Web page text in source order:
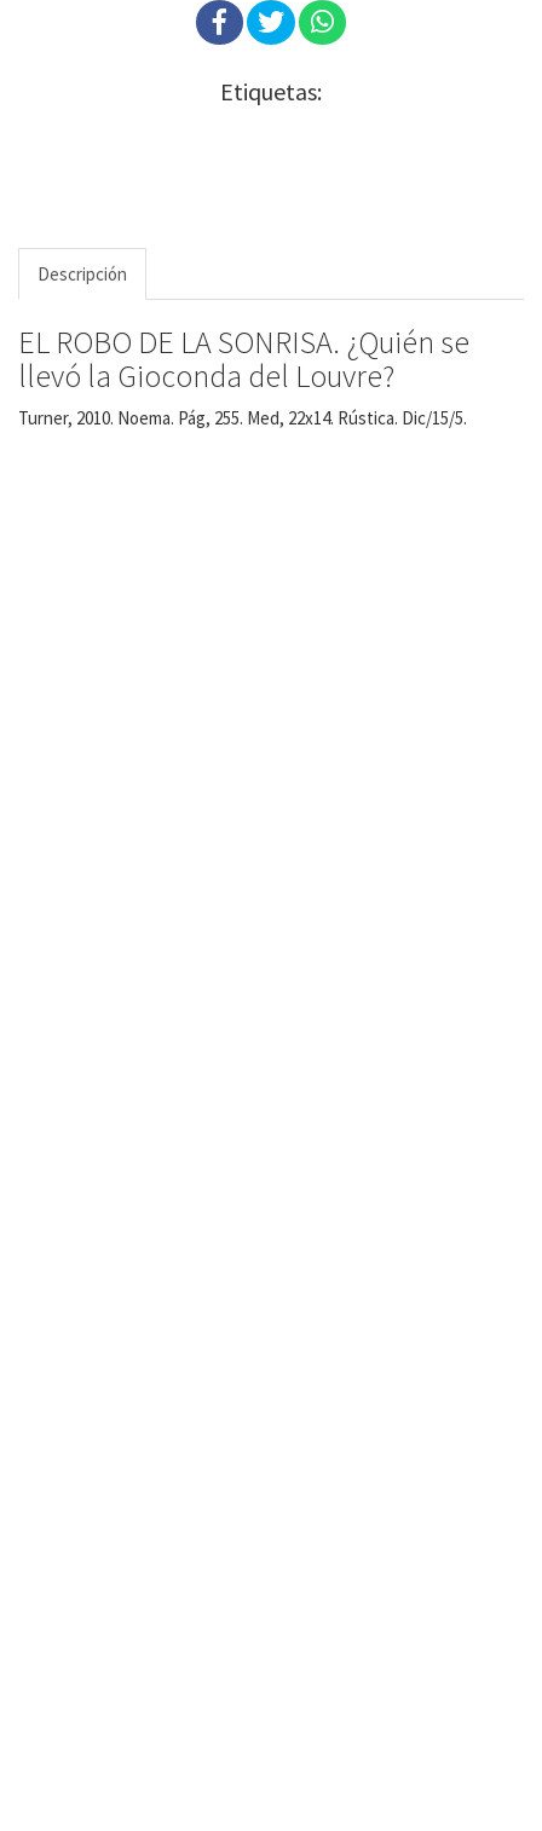
Etiquetas:
Descripción
EL ROBO DE LA SONRISA. ¿Quién se
llevó la Gioconda del Louvre?
Turner, 2010. Noema. Pág, 255. Med, 22x14. Rústica. Dic/15/5.